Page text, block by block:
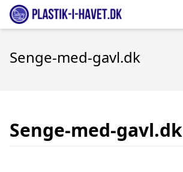
Senge-med-gavl.dk
Senge-med-gavl.dk